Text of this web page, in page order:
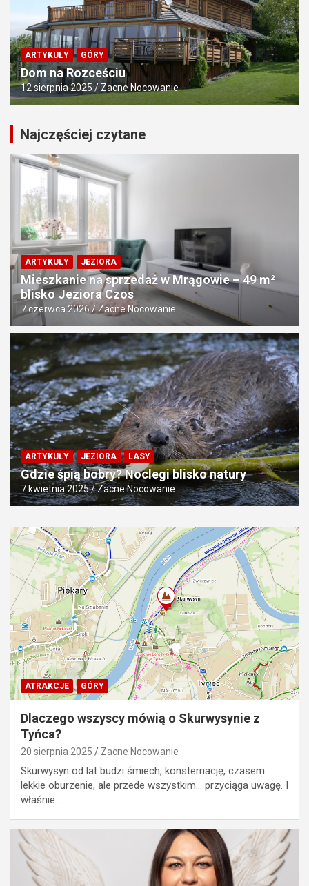
ARTYKUŁY GÓRY
Dom na Rozceściu
12 sierpnia 2025 Zacne Nocowanie
Najczęściej czytane
ARTYKUŁY JEZIORA
Mieszkanie na sprzedaż w Mrągowie – 49 m²
blisko Jeziora Czos
7 czerwca 2026 Zacne Nocowanie
ARTYKUŁY JEZIORA LASY
Gdzie śpią bobry? Noclegi blisko natury
7 kwietnia 2025 Zacne Nocowanie
ATRAKCJE GÓRY
Dlaczego wszyscy mówią o Skurwysynie z
Tyńca?
20 sierpnia 2025 Zacne Nocowanie
Skurwysyn od lat budzi śmiech, konsternację, czasem
lekkie oburzenie, ale przede wszystkim… przyciąga uwagę. I
właśnie…